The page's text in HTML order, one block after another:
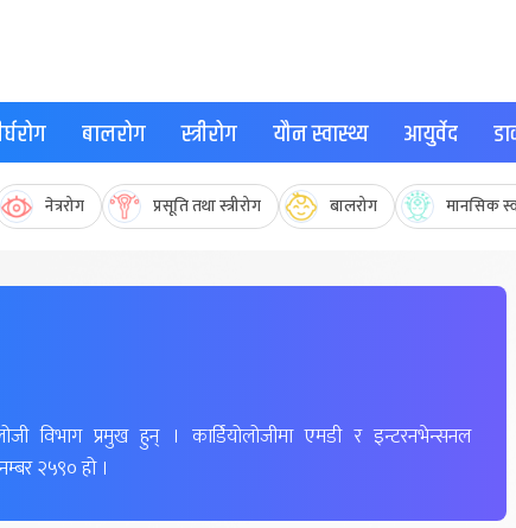
बालरोग स्त्रीरोग यौन स्वास्थ्य आयुर्वेद
नेत्ररोग प्रसूति तथा स्त्रीरोग बालरोग मानसिक
विभाग प्रमुख हुन् । कार्डियोलोजीमा एमडी र इन्टरनभेन्सनल
२५९० हो ।